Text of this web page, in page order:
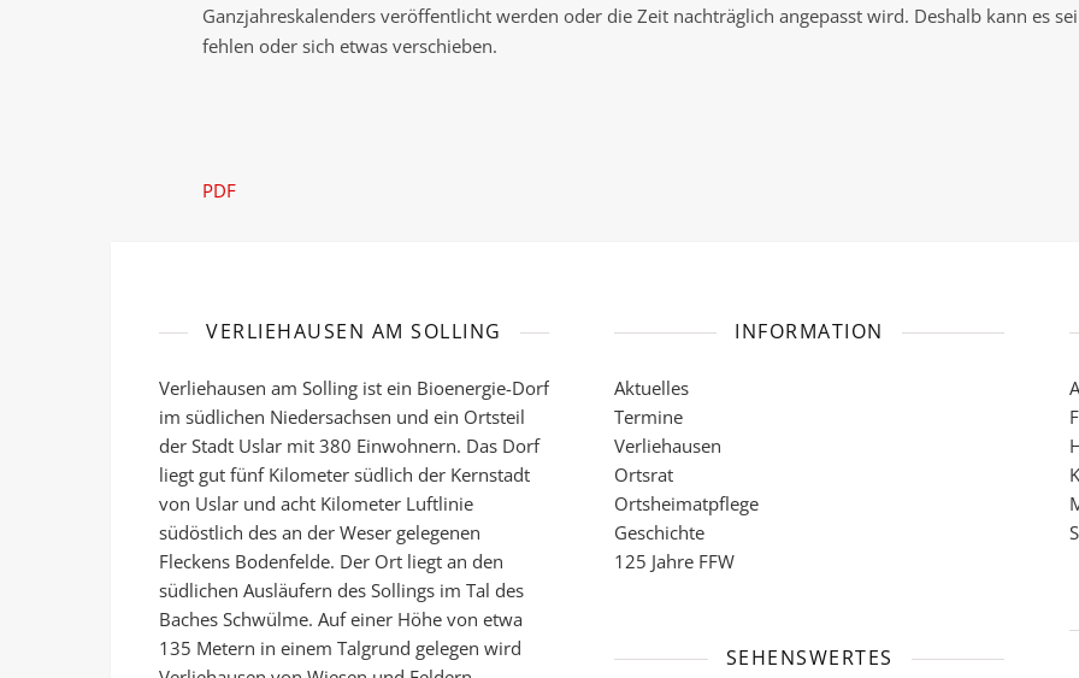
Ganzjahreskalenders veröffentlicht werden oder die Zeit nachträglich angepasst wird. Deshalb kann es
fehlen oder sich etwas verschieben.
PDF
VERLIEHAUSEN AM SOLLING
Verliehausen am Solling ist ein Bioenergie-Dorf
im südlichen Niedersachsen und ein Ortsteil
der Stadt Uslar mit 380 Einwohnern. Das Dorf
liegt gut fünf Kilometer südlich der Kernstadt
von Uslar und acht Kilometer Luftlinie
südöstlich des an der Weser gelegenen
Fleckens Bodenfelde. Der Ort liegt an den
südlichen Ausläufern des Sollings im Tal des
Baches Schwülme. Auf einer Höhe von etwa
135 Metern in einem Talgrund gelegen wird
INFORMATION
Aktuelles
Termine
Verliehausen
Ortsrat
Ortsheimatpflege
Geschichte
125 Jahre FFW
SEHENSWERTES